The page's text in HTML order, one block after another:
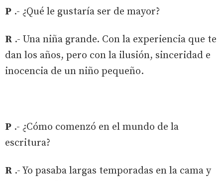
P .- ¿Qué le gustaría ser de mayor?
R .- Una niña grande. Con la experiencia que te
dan los años, pero con la ilusión, sinceridad e
inocencia de un niño pequeño.
P .- ¿Cómo comenzó en el mundo de la
escritura?
R .- Yo pasaba largas temporadas en la cama y